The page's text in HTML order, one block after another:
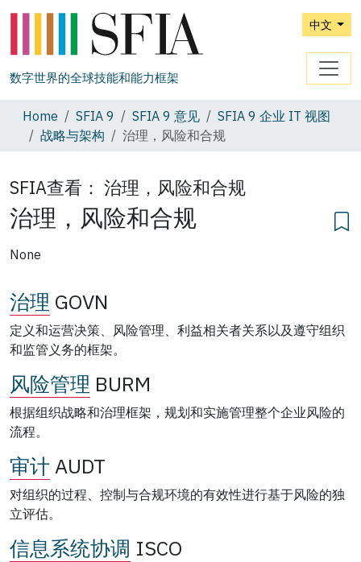
中文
数字世界的全球技能和能力框架
Home SFIA 9 SFIA 9 意见
SFIA 9 企业 IT 视图
战略与架构
治理，风险和合规
SFIA查看： 治理，风险和合规
治理，风险和合规
None
治理 GOVN
定义和运营决策、风险管理、利益相关者关系以及遵守组织
和监管义务的框架。
风险管理 BURM
根据组织战略和治理框架，规划和实施管理整个企业风险的
流程。
审计AUDT
对组织的过程、控制与合规环境的有效性进行基于风险的独
立评估。
信息系统协调 ISCO